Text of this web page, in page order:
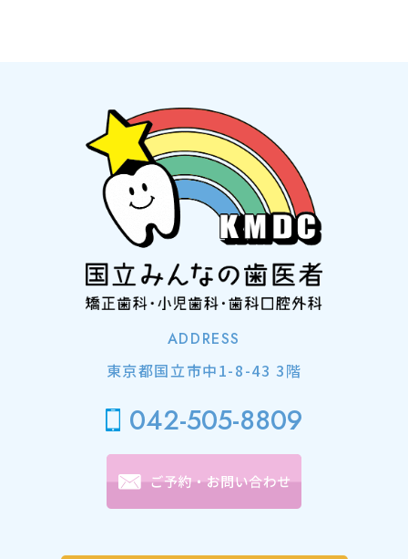
ADDRESS
東京都国立市中1-8-43 3階
042-505-8809